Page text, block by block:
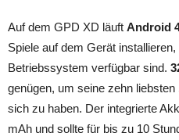
Auf dem GPD XD läuft Android
Spiele auf dem Gerät
Betriebssystem verfügbar sind.
genügen, um seine zehn
sich zu haben. Der integrierte
mAh und sollte für bis zu 10